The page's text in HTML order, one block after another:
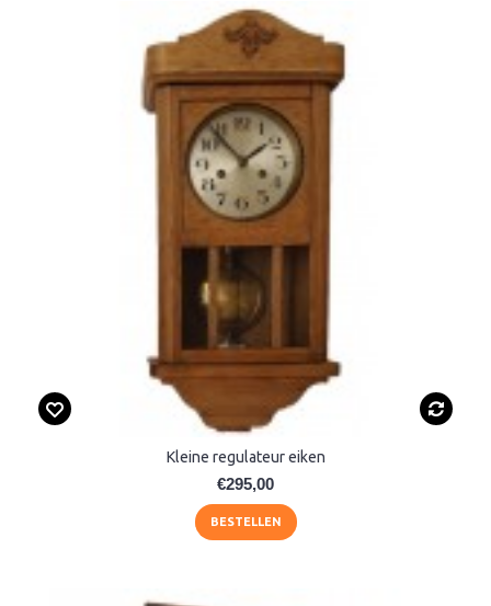
Kleine regulateur eiken
€295,00
BESTELLEN